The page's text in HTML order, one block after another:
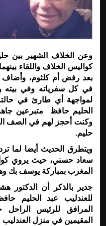
وعن الخلاف الشهير بين
كواليس الخلاف واللقاء
بعد رفض أم كلثوم، وأضاف
في كل سفرياته وفي بيته
لمواجهة أي طارئ في
الحليم حافظ متبرعين
وكنت أحجز لهم في الصف
حليم.
ويتطرق الحديث أيضا لما
سعاد حسني، حيث يروي
المغرب بمباركة يوسف بك
جدير بالذكر أن الدكتور
للعندليب عبد الحليم
المرافق للرئيس
المقيمين في منزل